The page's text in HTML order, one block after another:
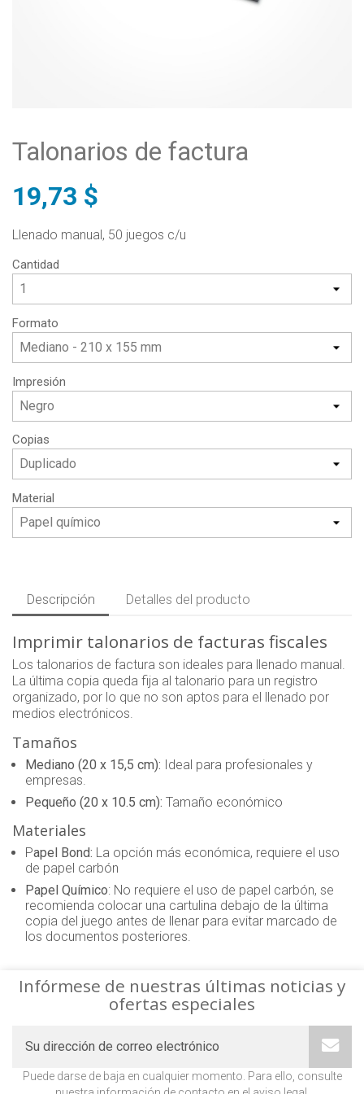
Talonarios de factura
19,73 $
Llenado manual, 50 juegos c/u
Cantidad
Formato
Impresión
Copias
Material
Descripción Detalles del producto
Imprimir talonarios de facturas fiscales
Los talonarios de factura son ideales para llenado manual.
La última copia queda fija al talonario para un registro
organizado, por lo que no son aptos para el llenado por
medios electrónicos.
Tamaños
Mediano (20 x 15,5 cm): Ideal para profesionales y
empresas.
Pequeño (20 x 10.5 cm): Tamaño económico
Materiales
Papel Bond: La opción más económica, requiere el uso
de papel carbón
Papel Químico: No requiere el uso de papel carbón, se
recomienda colocar una cartulina debajo de la última
copia del juego antes de llenar para evitar marcado de
los documentos posteriores.
Infórmese de nuestras últimas noticias y
ofertas especiales
Puede darse de baja en cualquier momento. Para ello, consulte